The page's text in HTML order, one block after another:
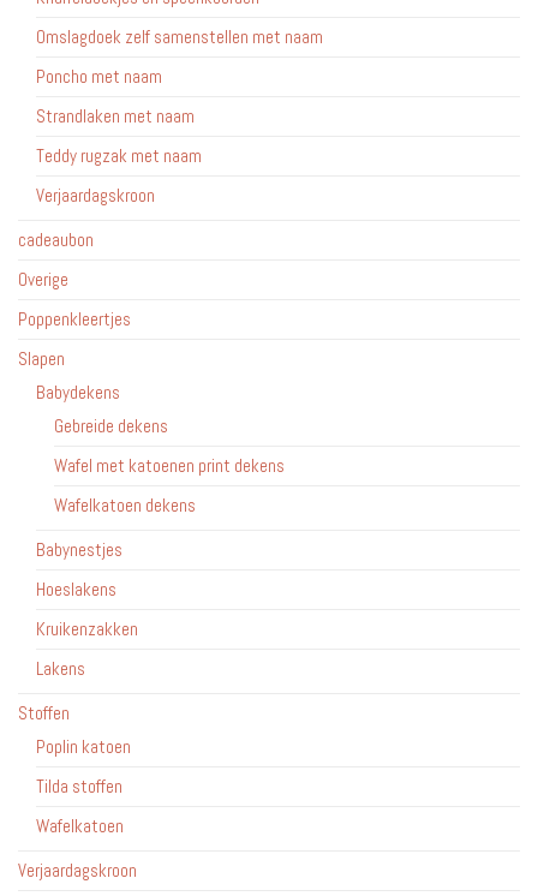
Omslagdoek zelf samenstellen met naam
Poncho met naam
Strandlaken met naam
Teddy rugzak met naam
Verjaardagskroon
cadeaubon
Overige
Poppenkleertjes
Slapen
Babydekens
Gebreide dekens
Wafel met katoenen print dekens
Wafelkatoen dekens
Babynestjes
Hoeslakens
Kruikenzakken
Lakens
Stoffen
Poplin katoen
Tilda stoffen
Wafelkatoen
Verjaardagskroon